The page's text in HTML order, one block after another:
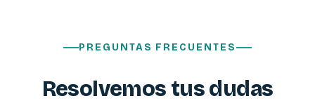
PREGUNTAS FRECUENTES
Resolvemos tus dudas